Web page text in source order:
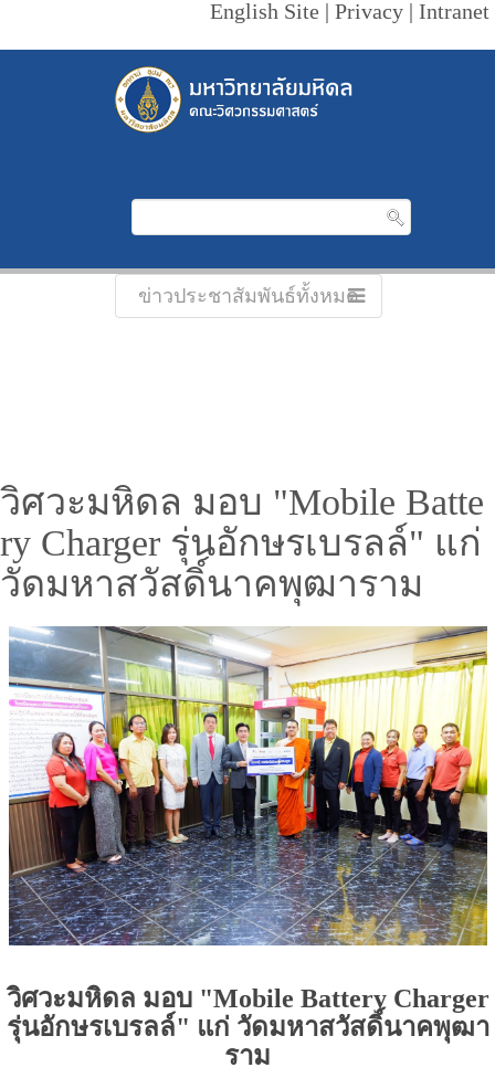
English Site | Privacy | Intranet
ข่าวประชาสัมพันธ์ทั้งหมด
วิศวะมหิดล มอบ "Mobile Batte
ry Charger รุ่นอักษรเบรลล์" แก่
วัดมหาสวัสดิ์นาคพุฒาราม
วิศวะมหิดล มอบ "Mobile Battery Charger
รุ่นอักษรเบรลล์" แก่ วัดมหาสวัสดิ์นาคพุฒา
ราม